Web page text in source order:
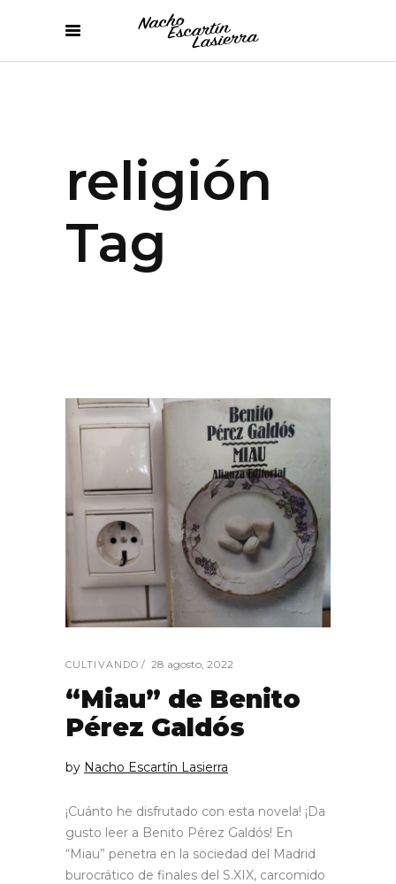
religión
Tag
CULTIVANDO 28 agosto, 2022
“Miau” de Benito
Pérez Galdós
by Nacho Escartín Lasierra
¡Cuánto he disfrutado con esta novela! ¡Da
gusto leer a Benito Pérez Galdós! En
“Miau” penetra en la sociedad del Madrid
burocrático de finales del S.XIX, carcomido